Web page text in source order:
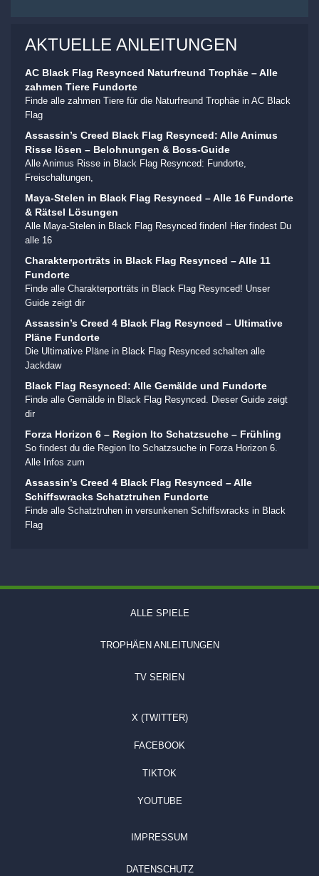
AKTUELLE ANLEITUNGEN
AC Black Flag Resynced Naturfreund Trophäe – Alle
zahmen Tiere Fundorte
Finde alle zahmen Tiere für die Naturfreund Trophäe in AC Black
Flag
Assassin’s Creed Black Flag Resynced: Alle Animus
Risse lösen – Belohnungen & Boss-Guide
Alle Animus Risse in Black Flag Resynced: Fundorte,
Freischaltungen,
Maya-Stelen in Black Flag Resynced – Alle 16 Fundorte
& Rätsel Lösungen
Alle Maya-Stelen in Black Flag Resynced finden! Hier findest Du
alle 16
Charakterporträts in Black Flag Resynced – Alle 11
Fundorte
Finde alle Charakterporträts in Black Flag Resynced! Unser
Guide zeigt dir
Assassin’s Creed 4 Black Flag Resynced – Ultimative
Pläne Fundorte
Die Ultimative Pläne in Black Flag Resynced schalten alle
Jackdaw
Black Flag Resynced: Alle Gemälde und Fundorte
Finde alle Gemälde in Black Flag Resynced. Dieser Guide zeigt
dir
Forza Horizon 6 – Region Ito Schatzsuche – Frühling
So findest du die Region Ito Schatzsuche in Forza Horizon 6.
Alle Infos zum
Assassin’s Creed 4 Black Flag Resynced – Alle
Schiffswracks Schatztruhen Fundorte
Finde alle Schatztruhen in versunkenen Schiffswracks in Black
Flag
ALLE SPIELE
TROPHÄEN ANLEITUNGEN
TV SERIEN
X (TWITTER)
FACEBOOK
TIKTOK
YOUTUBE
IMPRESSUM
DATENSCHUTZ